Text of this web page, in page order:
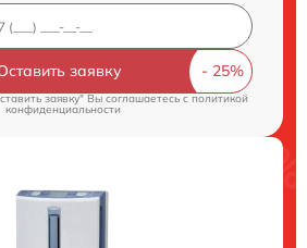
заявку
заявку" Вы соглашаетесь c политикой
конфиденциальности